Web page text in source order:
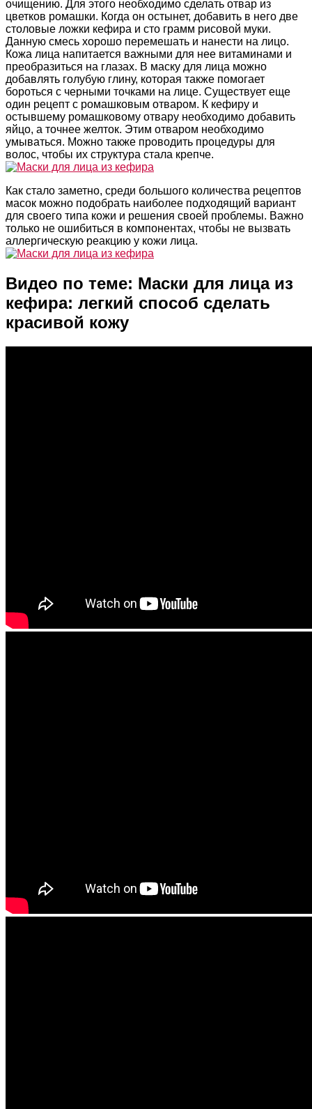
очищению. Для этого необходимо сделать отвар из
цветков ромашки. Когда он остынет, добавить в него две
столовые ложки кефира и сто грамм рисовой муки.
Данную смесь хорошо перемешать и нанести на лицо.
Кожа лица напитается важными для нее витаминами и
преобразиться на глазах. В маску для лица можно
добавлять голубую глину, которая также помогает
бороться с черными точками на лице. Существует еще
один рецепт с ромашковым отваром. К кефиру и
остывшему ромашковому отвару необходимо добавить
яйцо, а точнее желток. Этим отваром необходимо
умываться. Можно также проводить процедуры для
волос, чтобы их структура стала крепче.
Как стало заметно, среди большого количества рецептов
масок можно подобрать наиболее подходящий вариант
для своего типа кожи и решения своей проблемы. Важно
только не ошибиться в компонентах, чтобы не вызвать
аллергическую реакцию у кожи лица.
Видео по теме: Маски для лица из
кефира: легкий способ сделать
красивой кожу